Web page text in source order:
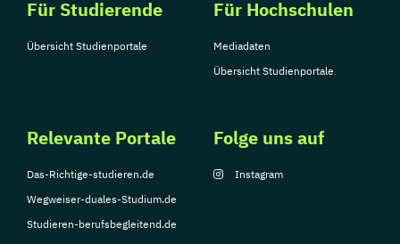
Für Studierende
Übersicht Studienportale
Für Hochschulen
Mediadaten
Übersicht Studienportale
Relevante Portale
Das-Richtige-studieren.de
Wegweiser-duales-Studium.de
Studieren-berufsbegleitend.de
Folge uns auf
Instagram